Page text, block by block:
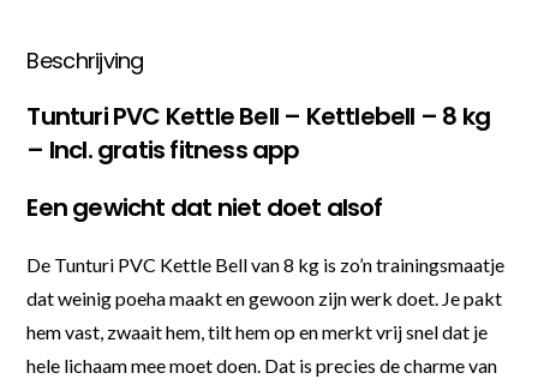
Beschrijving
Tunturi PVC Kettle Bell – Kettlebell – 8 kg
– Incl. gratis fitness app
Een gewicht dat niet doet alsof
De Tunturi PVC Kettle Bell van 8 kg is zo’n trainingsmaatje
dat weinig poeha maakt en gewoon zijn werk doet. Je pakt
hem vast, zwaait hem, tilt hem op en merkt vrij snel dat je
hele lichaam mee moet doen. Dat is precies de charme van